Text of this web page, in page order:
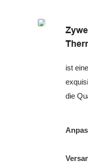
ist
die